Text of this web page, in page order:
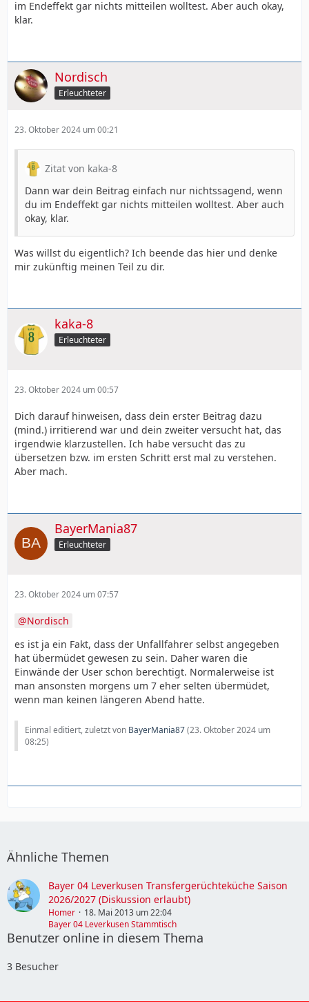
im Endeffekt gar nichts mitteilen wolltest. Aber auch okay,
klar.
Nordisch
Erleuchteter
23. Oktober 2024 um 00:21
Zitat von kaka-8
Dann war dein Beitrag einfach nur nichtssagend, wenn
du im Endeffekt gar nichts mitteilen wolltest. Aber auch
okay, klar.
Was willst du eigentlich? Ich beende das hier und denke
mir zukünftig meinen Teil zu dir.
kaka-8
Erleuchteter
23. Oktober 2024 um 00:57
Dich darauf hinweisen, dass dein erster Beitrag dazu
(mind.) irritierend war und dein zweiter versucht hat, das
irgendwie klarzustellen. Ich habe versucht das zu
übersetzen bzw. im ersten Schritt erst mal zu verstehen.
Aber mach.
BayerMania87
Erleuchteter
23. Oktober 2024 um 07:57
Nordisch
es ist ja ein Fakt, dass der Unfallfahrer selbst angegeben
hat übermüdet gewesen zu sein. Daher waren die
Einwände der User schon berechtigt. Normalerweise ist
man ansonsten morgens um 7 eher selten übermüdet,
wenn man keinen längeren Abend hatte.
Einmal editiert, zuletzt von BayerMania87(23. Oktober 2024 um
08:25)
Ähnliche Themen
Bayer 04 Leverkusen Transfergerüchteküche Saison
2026/2027 (Diskussion erlaubt)
Homer
18. Mai 2013 um 22:04
Bayer 04 Leverkusen Stammtisch
Benutzer online in diesem Thema
3 Besucher